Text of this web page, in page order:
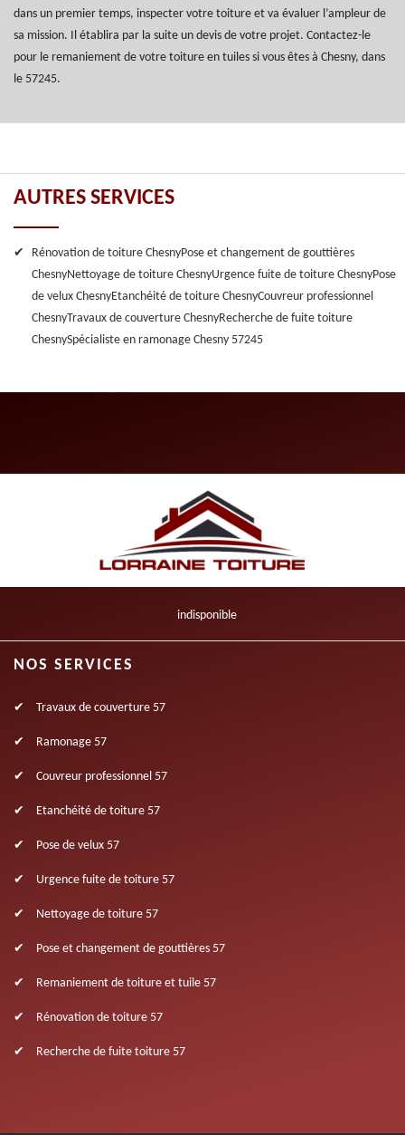
dans un premier temps, inspecter votre toiture et va évaluer l’ampleur de
sa mission. Il établira par la suite un devis de votre projet. Contactez-le
pour le remaniement de votre toiture en tuiles si vous êtes à Chesny, dans
le 57245.
AUTRES SERVICES
Rénovation de toiture ChesnyPose et changement de gouttières
ChesnyNettoyage de toiture ChesnyUrgence fuite de toiture ChesnyPose
de velux ChesnyEtanchéité de toiture ChesnyCouvreur professionnel
ChesnyTravaux de couverture ChesnyRecherche de fuite toiture
ChesnySpécialiste en ramonage Chesny 57245
indisponible
NOS SERVICES
Travaux de couverture 57
Ramonage 57
Couvreur professionnel 57
Etanchéité de toiture 57
Pose de velux 57
Urgence fuite de toiture 57
Nettoyage de toiture 57
Pose et changement de gouttières 57
Remaniement de toiture et tuile 57
Rénovation de toiture 57
Recherche de fuite toiture 57